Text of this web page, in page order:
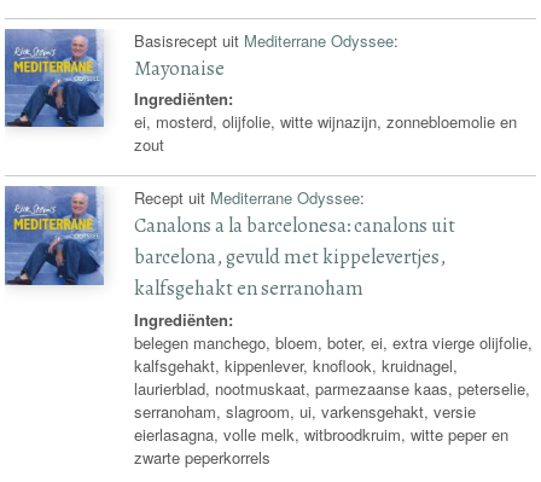
Basisrecept uit Mediterrane Odyssee:
Mayonaise
Ingrediënten:
ei, mosterd, olijfolie, witte wijnazijn, zonnebloemolie en
zout
Recept uit Mediterrane Odyssee:
Canalons a la barcelonesa: canalons uit
barcelona, gevuld met kippelevertjes,
kalfsgehakt en serranoham
Ingrediënten:
belegen manchego, bloem, boter, ei, extra vierge olijfolie,
kalfsgehakt, kippenlever, knoflook, kruidnagel,
laurierblad, nootmuskaat, parmezaanse kaas, peterselie,
serranoham, slagroom, ui, varkensgehakt, versie
eierlasagna, volle melk, witbroodkruim, witte peper en
zwarte peperkorrels